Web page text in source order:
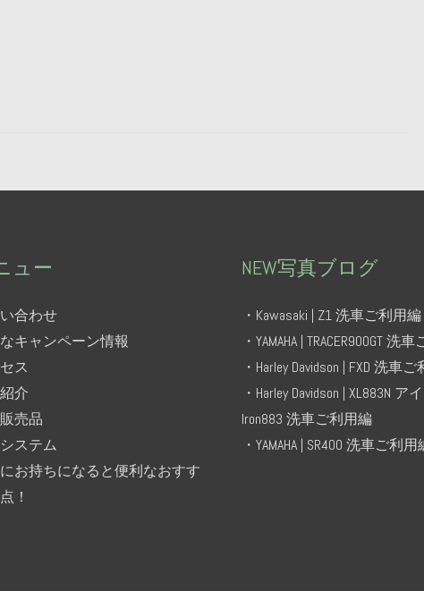
ュー
合わせ
キャンペーン情報
ス
介
売品
ステム
お持ちになると便利なおすす
！
NEW写真ブログ
・Kawasaki | Z1 洗車ご利用編
・YAMAHA | TRACER900GT 洗
・Harley Davidson | FXD 洗車
・Harley Davidson | XL883N ア
Iron883 洗車ご利用編
・YAMAHA | SR400 洗車ご利用